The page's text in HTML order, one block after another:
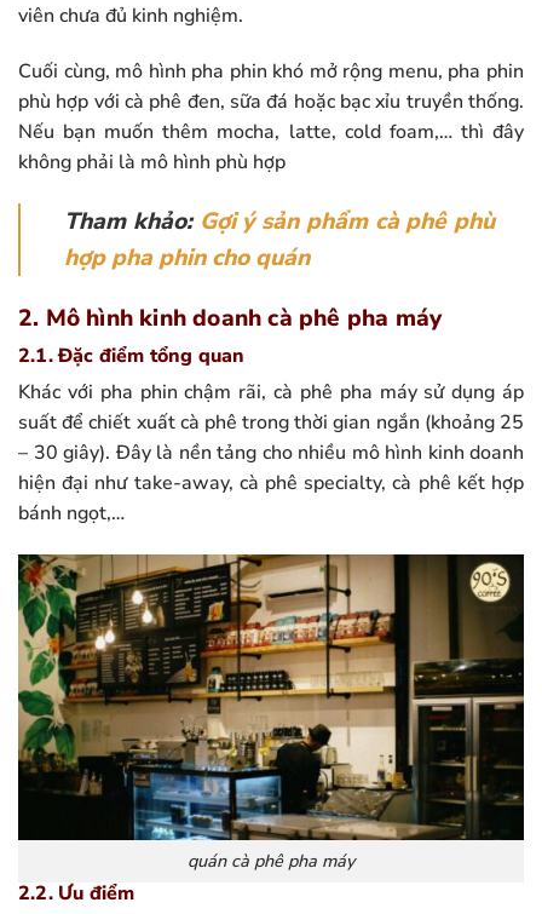
viên chưa đủ kinh nghiệm.
Cuối cùng, mô hình pha phin khó mở rộng menu, pha phin
phù hợp với cà phê đen, sữa đá hoặc bạc xỉu truyền thống.
Nếu bạn muốn thêm mocha, latte, cold foam,… thì đây
không phải là mô hình phù hợp
Tham khảo: Gợi ý sản phẩm cà phê phù
hợp pha phin cho quán
2. Mô hình kinh doanh cà phê pha máy
2.1. Đặc điểm tổng quan
Khác với pha phin chậm rãi, cà phê pha máy sử dụng áp
suất để chiết xuất cà phê trong thời gian ngắn (khoảng 25
– 30 giây). Đây là nền tảng cho nhiều mô hình kinh doanh
hiện đại như take-away, cà phê specialty, cà phê kết hợp
bánh ngọt,…
quán cà phê pha máy
2.2. Ưu điểm